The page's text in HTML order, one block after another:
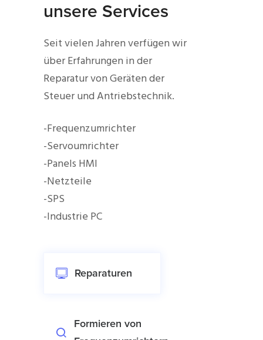
unsere Services
Seit vielen Jahren verfügen wir
über Erfahrungen in der
Reparatur von Geräten der
Steuer und Antriebstechnik.
-Frequenzumrichter
-Servoumrichter
-Panels HMI
-Netzteile
-SPS
-Industrie PC
Reparaturen
Formieren von